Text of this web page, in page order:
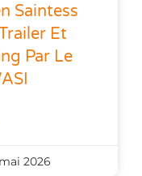
Saintess
Et
Par Le
2026